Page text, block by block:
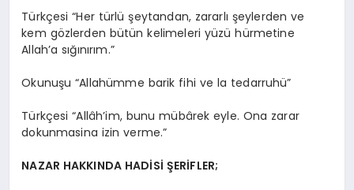
Türkçesi “Her türlü şeytandan, zararlı şeylerden ve
kem gözlerden bütün kelimeleri yüzü hürmetine
Allah’a sığınırım.”
Okunuşu “Allahümme barik fihi ve la tedarruhü”
Türkçesi “Allâh’im, bunu mübârek eyle. Ona zarar
dokunmasina izin verme.”
NAZAR HAKKINDA HADİSİ ŞERİFLER;